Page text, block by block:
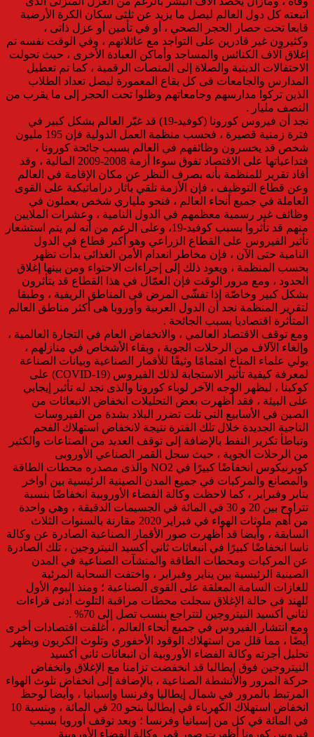
اتبعته كل دول العالم ليصل ما يزيد عن ثلثى سكان الكرة الأرضية
قابعا تحت حصار الحجر الصحي ، أو في تأمين أو عزل ذاتى ،
وكثيرون غير قادرين على التواجد مع عائلاتهم ، وفي الوقت نفسه تم
إغلاق آلاف الكنائس والمساجد وأماكن العبادة الأخرى ، حيث تحولت
الاحتفالات الدينية والصلاة إلى المنصات الرقمية ، كما تم تعطيل
المدارس والجامعات فى كل بقاع المعمورة ليصل تعداد الطلاب
الذين تركوا مدارسهم وجامعاتهم وظلوا تحت الحجر إلى ما يقرب من
النصف مليار .
نجد أن فيروس كورونا (كوفيد-19) قد غيّر العالم بشكل كبير في
فترة زمنية قصيرة ، فحسب منظمة العمل الدولية فإن 195 مليون
شخص قد يخسرون وظائفهم في العالم بسبب جائحة كورونا ،
فتداعياتها على الاقتصاد تفوق سوءا أزمة 2008-2009 المالية ، وقد
أفاد تقرير للمنظمة بأنه بصرف النظر عن مكان الإقامة في العالم
وعن قطاع التوظيف ، فإن الأزمة تلقي بآثار دراماتيكية على القوى
العاملة في جميع أنحاء العالم ، فنحو ملياري شخص يعملون في
وظائف غير رسمية معظمهم في الدول النامية ، وعشرات الملايين
منهم قد تأثروا بسبب كوفيد-19، وعلى الرغم من أنه لم يتم استشعار
تأثير الفيروس على القطاع الزراعي وهو أكبر قطاع في الدول
النامية حتى الآن ، فإن مخاطر انعدام الأمن الغذائي بدأت تظهر
بحسب المنظمة ، ويعود ذلك إلى إجراءات الاحتواء ومن بينها إغلاق
الحدود ، ومع مرور الوقت فإن العمّال في هذا القطاع قد يتأثرون
بشكل كبير وخاصّة إذا تفشّى المرض في المناطق الريفية ، وطبقا
لتقرير المنظمة نجد أن الدول العربية وأوروبا هى أكثر مناطق العالم
المتأثرة اقتصاديا بسبب الجائحة .
ومع توقف الاقتصاد العالمي ، والانخفاض العام في التجارة العالمية ،
وإلغاء الآلاف من الرحلات الجوية ، وبقاء الأشخاص في منازلهم ،
يولي علماء المناخ اهتمامًا وثيقًا للأقمار الصناعية وبيانات الصناعة
لمعرفة كيفية تأثير الاستجابة لذلك الفيروس (COVID-19) على
كوكبنا ، ليظهر الوجه الآخر لوباء كورونا والذى نجد له تأثير إيجابي
على البيئة ، فقد أظهرت بعض التحليلات انخفاض الانبعاثات من
الصين في الأسابيع التي تلت تضرر البلاد بشدة من الفيروسات
التاجية الجديدة خلال تلك الفترة نتيجة لانخفاض استهلاك الفحم
وتباطأ تكرير النفط بالإضافة إلى توقف العديد من الصناعات والكثير
من الرحلات الجوية ، حيث سجل القمر الصناعي الأوروبى
كوبرنيكوس انخفاضًا كبيرًا في NO2 والذى مصدره محطات الطاقة
والمصانع والمركبات في جميع المدن الصينية الرئيسية بين أواخر
يناير وفبراير ، كما لاحظت وكالة الفضاء الأوروبية انخفاضًا بنسبة
تتراوح بين 20 و 30 في المائة في الجسيمات الدقيقة ، وهي واحدة
من أهم ملوثات الهواء في فبراير 2020 مقارنة بالسنوات الثلاث
السابقة ، وأيضا قد أظهرت صور الأقمار الصناعية الصادرة عن وكالة
ناسا انخفاضًا كبيرًا في انبعاثات ثاني أكسيد النيتروجين ، تلك الصادرة
عن المركبات ومحطات الطاقة والمنشآت الصناعية في المدن
الصينية الرئيسية بين يناير وفبراير ، واختفت السحابة المرئية
للغازات السامة المعلقة على القوى الصناعية ؛ ومنذ اليوم الأول
للهند في حالة الإغلاق سجلت محطات مراقبة التلوث أدنى قراءات
لثاني أكسيد النيتروجين لتتراجع بنسب تصل إلى 70% .
ومع انتشار الفيروس في جميع أنحاء العالم ، أغلقت اقتصادات أخرى
أيضًا ، مما قلل من استهلاك الوقود الأحفوري وتلوث الكربون ويظهر
تحليل أجرته وكالة الفضاء الأوروبية أن انبعاثات ثاني أكسيد
النيتروجين فوق إيطاليا قد انخفضت تزامنا مع الإغلاق وانخفاض
حركة المرور والأنشطة الصناعية ، بالإضافة إلى انخفاض تلوث الهواء
المرتبط بالمرور في شمال إيطاليا وفرنسا وإسبانيا ، وأيضا لوحظ
انخفاض استهلاك الكهرباء في إيطاليا بنحو 20 في المائة ، وبنسبة 10
في المائة في كل من إسبانيا وفرنسا ؛ وبعد توقف أوروبا بسبب
فيروس كورونا أظهرت صور قمر وكالة الفضاء الأوروبية